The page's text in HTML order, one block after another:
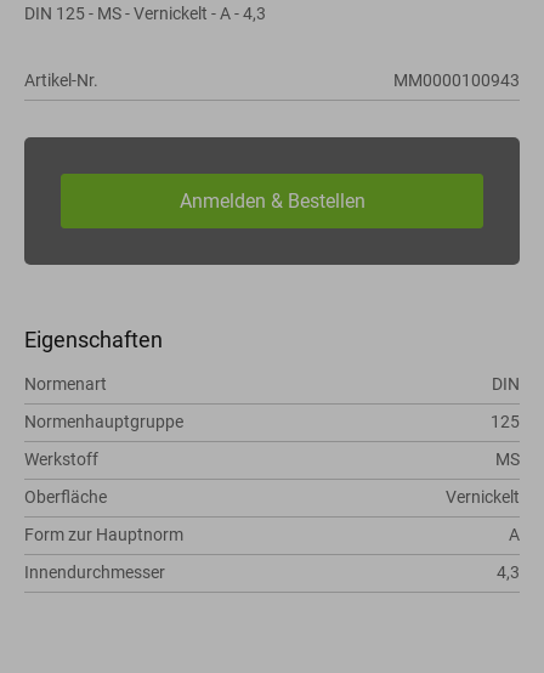
DIN 125 - MS - Vernickelt - A - 4,3
Artikel-Nr. MM0000100943
Eigenschaften
Normenart
DIN
Normenhauptgruppe
125
Werkstoff
MS
Oberfläche
Vernickelt
Form zur Hauptnorm
A
Innendurchmesser
4,3